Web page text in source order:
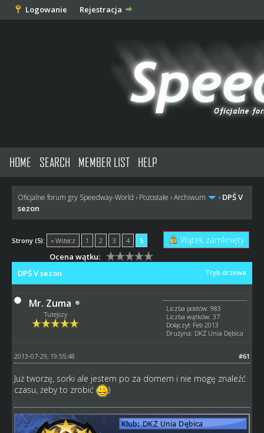
Logowanie Rejestracja
HOME SEARCH MEMBER LIST HELP
Oficjalne forum gry Speedway-World › Pozostałe ›Archiwum › DPŚ V
sezon
Strony (5): « Wstecz 1 2 3 4 5 Wątek zamknięty
Ocena wątku:
Tryb drzewa
DPŚ V sezon
Mr. Zuma
Tutejszy
Liczba postów: 983
Liczba wątków: 37
Dołączył: Feb 2013
Drużyna: DKŻ Unia Dębica
#61
2013-07-29, 19:55:48
Już tworzę, sorki ale jestem po za domem i nie mogę znaleźć
czasu, żeby to zrobić
)